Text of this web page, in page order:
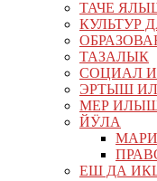
ТАЧЕ
КУЛЬТУР
ТАЗАЛЫК
СОЦИАЛ
ЭРТЫШ
МЕР
ЙӰЛА
ЕШ ДА